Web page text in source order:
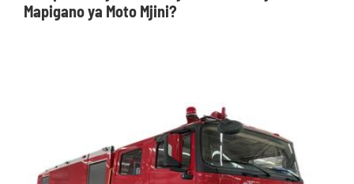
Mapigano ya Moto Mjini?